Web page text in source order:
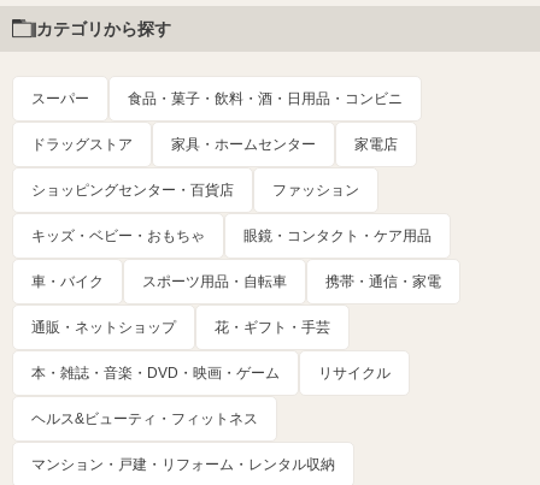
カテゴリから探す
スーパー 食品・菓子・飲料・酒・日用品・コンビニ
ドラッグストア 家具・ホームセンター 家電店
ショッピングセンター・百貨店 ファッション
キッズ・ベビー・おもちゃ 眼鏡・コンタクト・ケア用品
車・バイク スポーツ用品・自転車 携帯・通信・家電
通販・ネットショップ 花・ギフト・手芸
本・雑誌・音楽・DVD・映画・ゲーム リサイクル
ヘルス&ビューティ・フィットネス
マンション・戸建・リフォーム・レンタル収納